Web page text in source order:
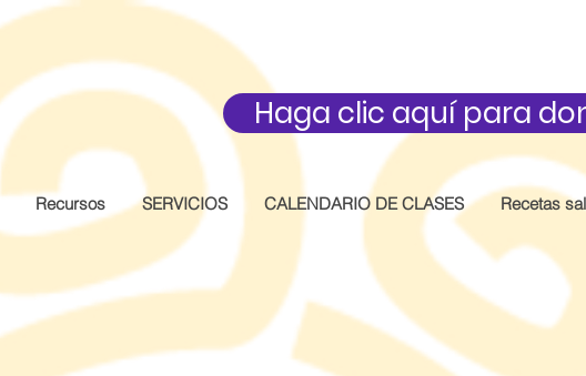
Haga clic aquí para
Recursos SERVICIOS CALENDARIO DE CLASES Recetas